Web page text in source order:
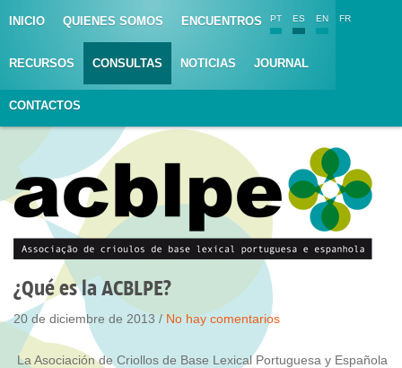
INICIO QUIENES SOMOS ENCUENTROS
RECURSOS CONSULTAS NOTICIAS JOURNAL
CONTACTOS
PT ES EN FR
¿Qué es la ACBLPE?
20 de diciembre de 2013 /No hay comentarios
La Asociación de Criollos de Base Lexical Portuguesa y Española